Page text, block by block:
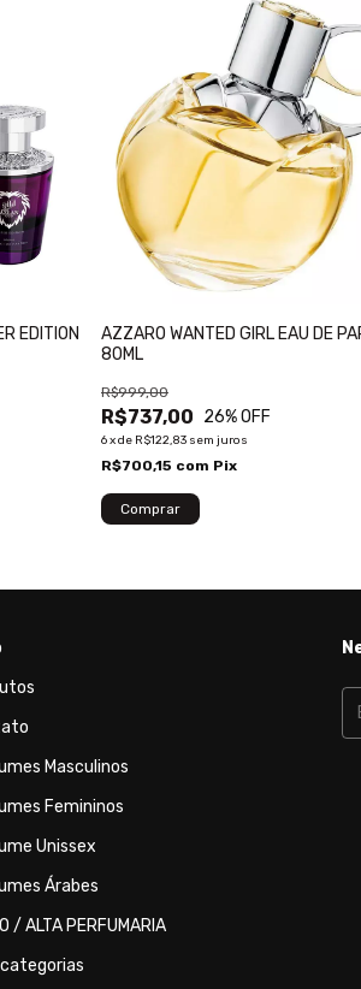
EDITION
AZZARO WANTED GIRL EAU DE
80ML
R$737,00
R$999,00
26% OFF
6xde R$122,83 sem juros
R$700,15 com Pix
Masculinos
Femininos
Unissex
Árabes
/ ALTA PERFUMARIA
categorias